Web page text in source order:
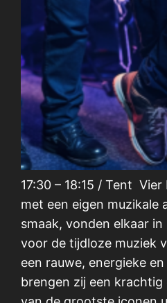
17:30 – 18:15 / Tent
met een eigen muzikale
smaak, vonden elkaar
voor de tijdloze muziek
een rauwe, energieke
brengen zij een krachtig